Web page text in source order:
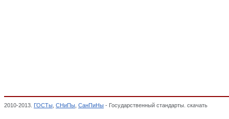
2010-2013. ГОСТы СНиПы СанПиНы - Государственный стандарты. скачать